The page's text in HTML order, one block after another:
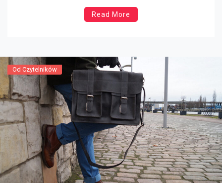
sałaty. Liście są delikatne jak sałata, mimo że jest to
kapusta. W przeciwieństwie do zwykłej kapusty, grube
Read More
Od Czytelników